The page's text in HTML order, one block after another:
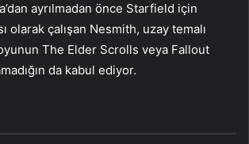
ayrılmadan önce Starfield için
olarak çalışan Nesmith, uzay temalı
The Elder Scrolls veya Fallout
da kabul ediyor.